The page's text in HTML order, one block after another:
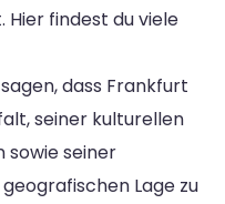
findest du viele
dass Frankfurt
seiner kulturellen
seiner
Lage zu